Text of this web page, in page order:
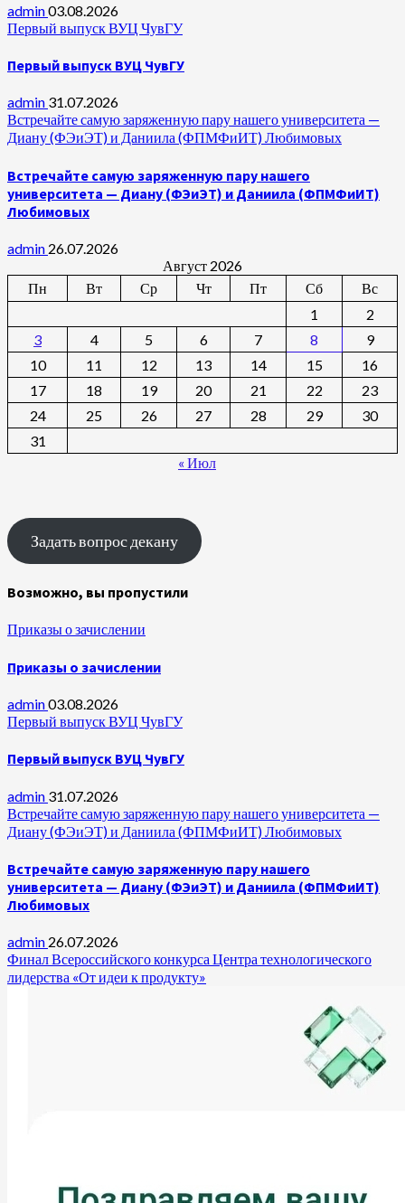
admin03.08.2026
Первый выпуск ВУЦ ЧувГУ
Первый выпуск ВУЦ ЧувГУ
admin 31.07.2026
Встречайте самую заряженную пару нашего университета —
Диану (ФЭиЭТ) и Даниила (ФПМФиИТ) Любимовых
Встречайте самую заряженную пару нашего
университета — Диану (ФЭиЭТ) и Даниила (ФПМФиИТ)
Любимовых
admin 26.07.2026
Август 2026
Пн
Вт Ср Чт Пт Сб
Вс
1
2
3
4 5 6 7 8
9
10
11 12 13 14 15
16
17
18 19 20 21 22
23
24
25 26 27 28 29
30
31
« Июл
Задать вопрос декану
Возможно, вы пропустили
Приказы о зачислении
Приказы о зачислении
admin03.08.2026
Первый выпуск ВУЦ ЧувГУ
Первый выпуск ВУЦ ЧувГУ
admin 31.07.2026
Встречайте самую заряженную пару нашего университета —
Диану (ФЭиЭТ) и Даниила (ФПМФиИТ) Любимовых
Встречайте самую заряженную пару нашего
университета — Диану (ФЭиЭТ) и Даниила (ФПМФиИТ)
Любимовых
admin 26.07.2026
Финал Всероссийского конкурса Центра технологического
лидерства «От идеи к продукту»